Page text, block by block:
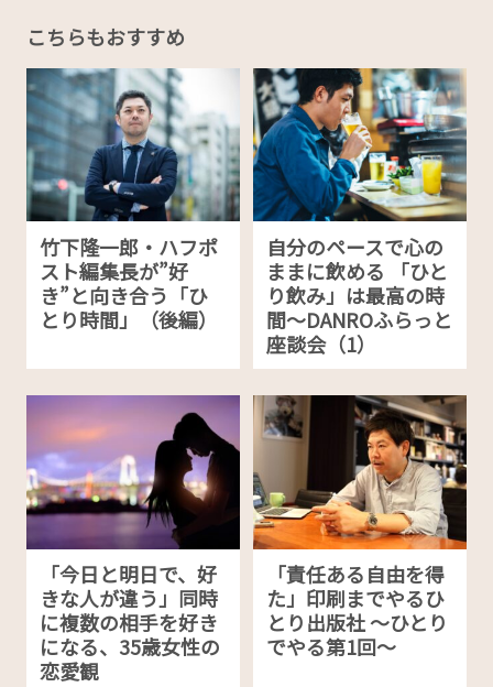
こちらもおすすめ
竹下隆一郎・ハフポ
スト編集長が”好
き”と向き合う「ひ
とり時間」（後編）
自分のペースで心の
ままに飲める 「ひと
り飲み」は最高の時
間〜DANROふらっと
座談会（1）
「今日と明日で、好
きな人が違う」同時
に複数の相手を好き
になる、35歳女性の
恋愛観
「責任ある自由を得
た」印刷までやるひ
とり出版社 〜ひとり
でやる第1回〜